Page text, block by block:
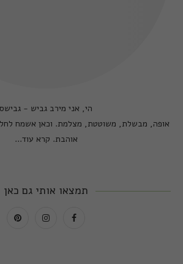
הי, אני מירב גביש - גבישס
אופה, מבשלת, משוטטת, מצלמת. וכאן אשמח
אוהבת. קרא עוד...
תמצאו אותי גם כאן